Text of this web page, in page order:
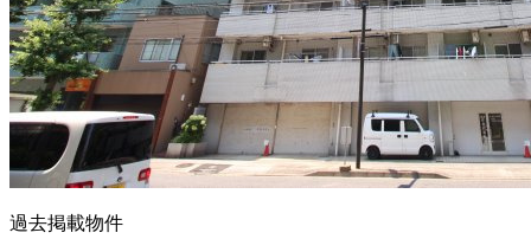
過去掲載物件